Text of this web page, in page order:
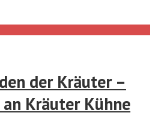
der Kräuter –
Kräuter Kühne